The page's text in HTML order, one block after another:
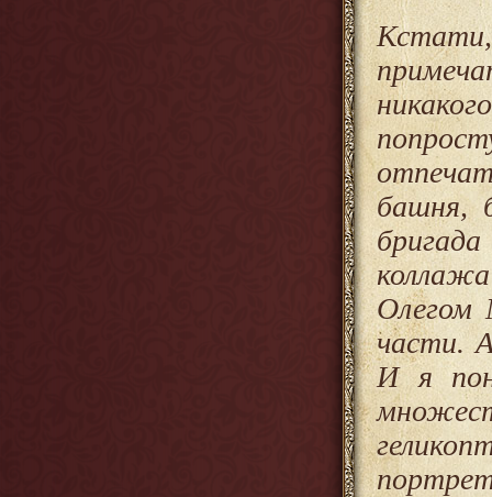
башня,
Олегом
части.
И я